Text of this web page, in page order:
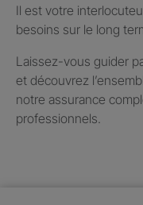
Il est votre
besoins sur le long
Laissez-vous guider
et découvrez
notre assurance
professionnels.